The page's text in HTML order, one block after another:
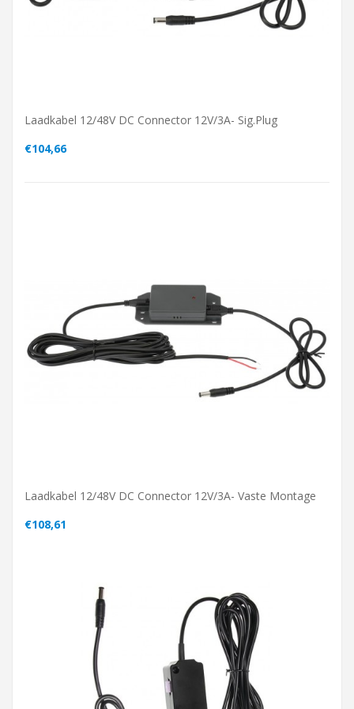
Laadkabel 12/48V DC Connector 12V/3A- Sig.plug
€104,66
Laadkabel 12/48V DC Connector 12V/3A- Vaste Montage
€108,61